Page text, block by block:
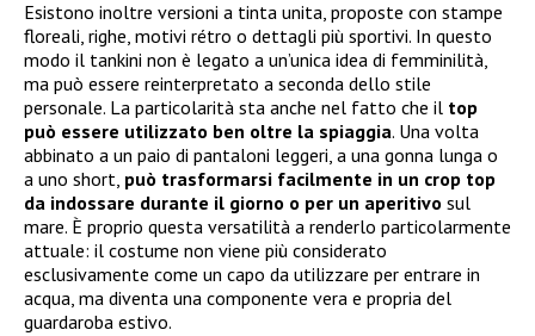
Esistono inoltre versioni a tinta unita, proposte con stampe
floreali, righe, motivi rétro o dettagli più sportivi. In questo
modo il tankini non è legato a un’unica idea di femminilità,
ma può essere reinterpretato a seconda dello stile
personale. La particolarità sta anche nel fatto che il top
può essere utilizzato ben oltre la spiaggia. Una volta
abbinato a un paio di pantaloni leggeri, a una gonna lunga o
a uno short, può trasformarsi facilmente in un crop top
da indossare durante il giorno o per un aperitivo sul
mare. È proprio questa versatilità a renderlo particolarmente
attuale: il costume non viene più considerato
esclusivamente come un capo da utilizzare per entrare in
acqua, ma diventa una componente vera e propria del
guardaroba estivo.